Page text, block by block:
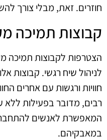
חוזרים. זאת, מבלי צורך
קבוצות תמיכה
הצטרפות לקבוצות תמיכה
לניהול שיח רגשי. קבוצות
חוויות ורגשות עם אחרים
רבים, מדובר בפעילות ללא
המאפשרת לאנשים
במאבקיהם.